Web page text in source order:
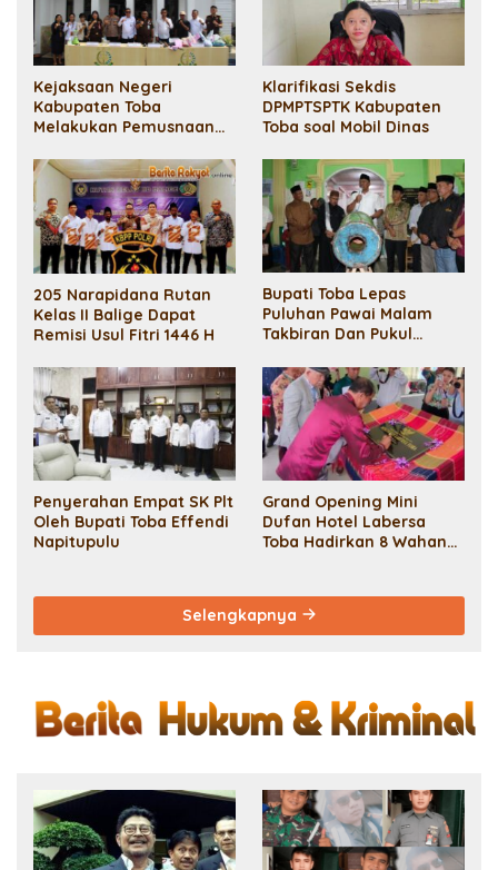
Kejaksaan Negeri
Kabupaten Toba
Melakukan Pemusnaan
Klarifikasi Sekdis
DPMPTSPTK Kabupaten
Toba soal Mobil Dinas
205 Narapidana Rutan
Kelas II Balige Dapat
Remisi Usul Fitri 1446 H
Bupati Toba Lepas
Puluhan Pawai Malam
Takbiran Dan Pukul
Hadhonah
Penyerahan Empat SK Plt
Oleh Bupati Toba Effendi
Napitupulu
Grand Opening Mini
Dufan Hotel Labersa
Toba Hadirkan 8 Wahana
Selengkapnya